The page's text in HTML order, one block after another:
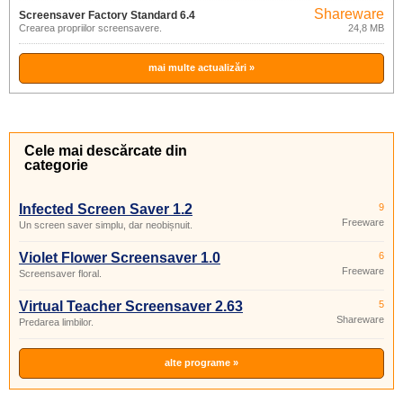
Screensaver Factory Standard 6.4
Crearea propriilor screensavere.
Shareware
24,8 MB
mai multe actualizări »
Cele mai descărcate din
categorie
Infected Screen Saver 1.2
Un screen saver simplu, dar neobișnuit.
9
Freeware
Violet Flower Screensaver 1.0
Screensaver floral.
6
Freeware
Virtual Teacher Screensaver 2.63
Predarea limbilor.
5
Shareware
alte programe »